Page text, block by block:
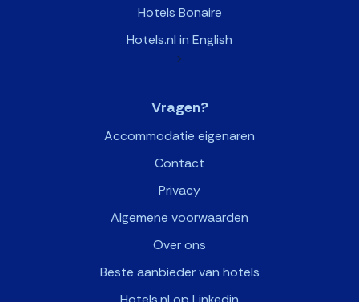
Hotels Bonaire
Hotels.nl in English
>
Vragen?
Accommodatie eigenaren
Contact
Privacy
Algemene voorwaarden
Over ons
Beste aanbieder van hotels